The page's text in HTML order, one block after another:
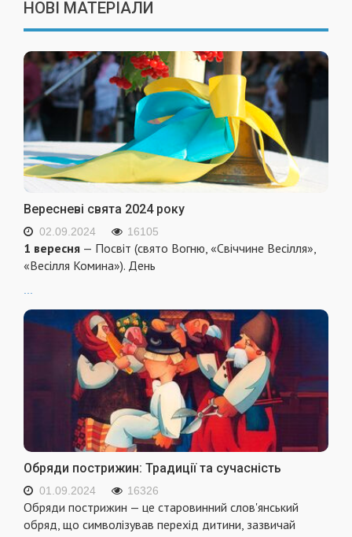
НОВІ МАТЕРІАЛИ
Вересневі свята 2024 року
02.09.2024 16105
1 вересня — Посвіт (свято Вогню, «Свіччине Весілля»,
«Весілля Комина»). День
...
Обряди пострижин: Традиції та сучасність
01.09.2024 16326
Обряди пострижин — це старовинний слов'янський
обряд, що символізував перехід дитини, зазвичай